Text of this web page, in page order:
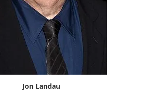
Jon Landau